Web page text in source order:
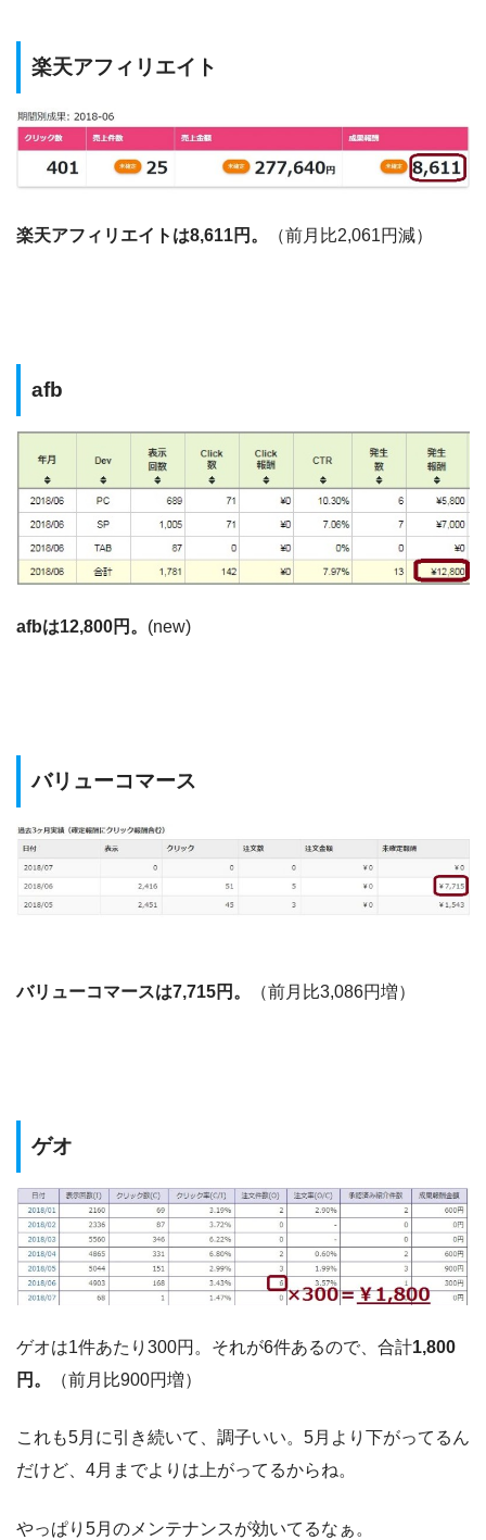
楽天アフィリエイト
楽天アフィリエイトは8,611円。 （前月比2,061円減）
afb
afbは12,800円。 (new)
バリューコマース
バリューコマースは7,715円。 （前月比3,086円増）
ゲオ
ゲオは1件あたり300円。それが6件あるので、合計1,800
円。
（前月比900円増）
これも5月に引き続いて、調子いい。5月より下がってるん
だけど、4月までよりは上がってるからね。
やっぱり5月のメンテナンスが効いてるなぁ。